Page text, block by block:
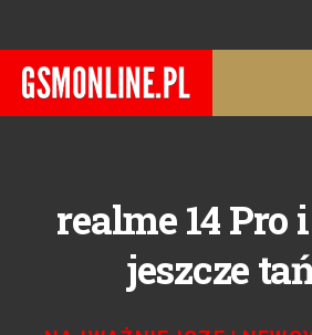
realme 14 Pro
jeszcze